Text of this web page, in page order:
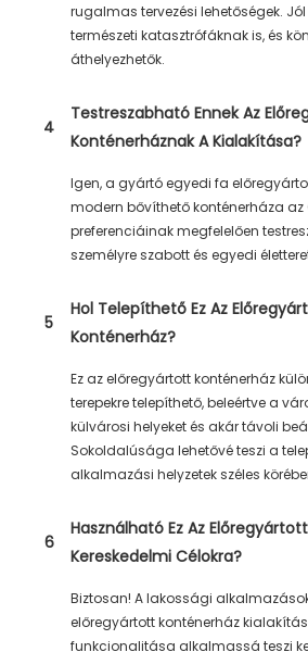
rugalmas tervezési lehetőségek.
természeti katasztrófáknak is, és
áthelyezhetők.
4
Testreszabható Ennek Az
Konténerháznak A Kialakítása?
Igen, a gyártó egyedi fa
modern bővíthető konténerháza az
preferenciáinak megfelelően
személyre szabott és egyedi
5
Hol Telepíthető Ez Az
Konténerház?
Ez az előregyártott konténerház
terepekre telepíthető, beleértve a
külvárosi helyeket és akár távoli
Sokoldalúsága lehetővé teszi a
alkalmazási helyzetek széles
6
Használható Ez Az
Kereskedelmi Célokra?
Biztosan! A lakossági
előregyártott konténerház
funkcionalitása alkalmassá teszi